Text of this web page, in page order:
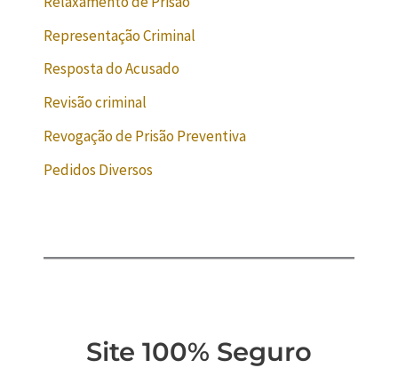
Representação Criminal
Resposta do Acusado
Revisão criminal
Revogação de Prisão Preventiva
Pedidos Diversos
Site 100% Seguro